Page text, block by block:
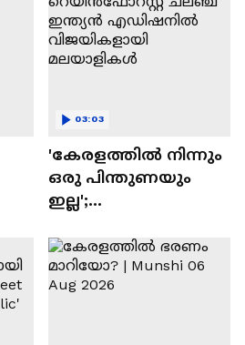
'കേരളത്തിൽ നിന്നും
ഒരു പിന്തുണയും
ഇല്ല';
ചലഞ്ച് ഇന്ത്യൻ
എഡിഷനിൽ
വിജയികളായി
03:03